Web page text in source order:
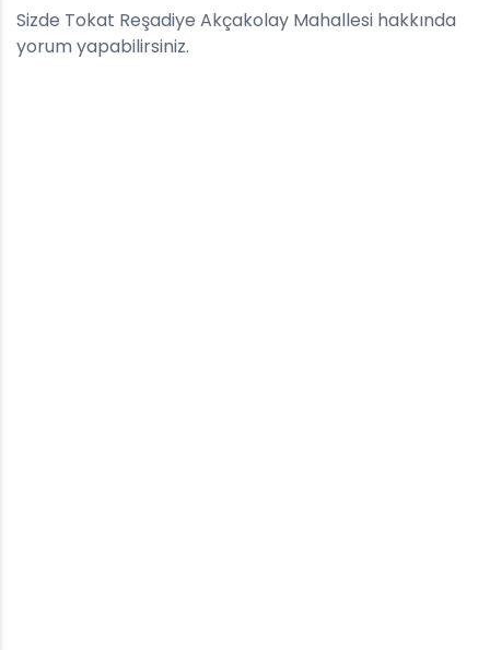
Sizde Tokat Reşadiye Akçakolay Mahallesi hakkında
yorum yapabilirsiniz.